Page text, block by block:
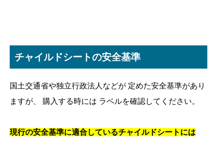
チャイルドシートの安全基準
国土交通省や独立行政法人などが 定めた安全基準があり
ますが、 購入する時には ラベルを確認してください。
現行の安全基準に適合しているチャイルドシートには